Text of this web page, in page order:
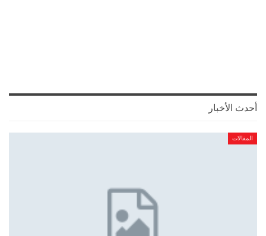
أحدث الأخبار
المقالات